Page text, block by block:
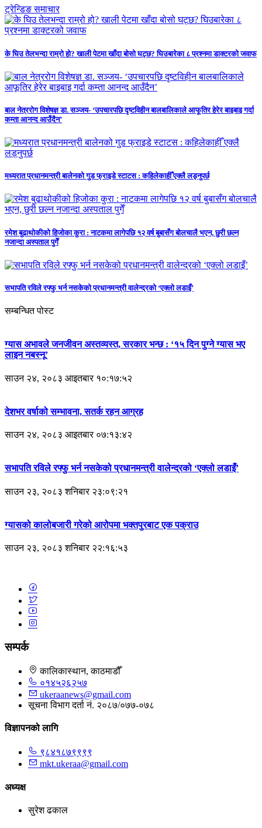
ट्रेन्डिङ समाचार
के घिउ तेलभन्दा राम्रो हो? खाली पेटमा खाँदा बोसो घट्छ? घिउबारेका ८ प्रश्नमा डाक्टरको जवाफ
बाल नेत्ररोग विशेषज्ञ डा. सञ्जय- ‘उपचारपछि दृष्टविहीन बालबालिकाले आफूतिर हेरेर बाइबाइ गर्दा
कम्ता आनन्द आउँदैन’
मध्यरात प्रधानमन्त्री बालेनको गुड फ्राइडे स्टाटस : कहिलेकाहीँ एक्लै लड्नुपर्छ
रमेश बुढाथोकीको हिजोका कुरा : नाटकमा लागेपछि १२ वर्ष बुबासँग बोलचालै भएन, छुरी छल्न
नजान्दा अस्पताल पुगेँ
सभापति रविले रफ्फु भर्न नसकेको प्रधानमन्त्री वालेन्द्रको ‘एक्लो लडाइँ’
सम्बन्धित पोस्ट
ग्यास अभावले जनजीवन अस्तव्यस्त, सरकार भन्छ : ‘१५ दिन पुग्ने ग्यास भए
लाइन नबस्नू’
साउन २४, २०८३ आइतबार १०:१७:५२
देशभर वर्षाको सम्भावना, सतर्क रहन आग्रह
साउन २४, २०८३ आइतबार ०७:१३:४२
सभापति रविले रफ्फु भर्न नसकेको प्रधानमन्त्री वालेन्द्रको ‘एक्लो लडाइँ’
साउन २३, २०८३ शनिबार २३:०९:२१
ग्यासको कालोबजारी गरेको आरोपमा भक्तपुरबाट एक पक्राउ
साउन २३, २०८३ शनिबार २२:१६:५३
सम्पर्क
कालिकास्थान, काठमाडौँ
०१४५२६२५७
ukeraanews@gmail.com
सूचना विभाग दर्ता नं. २०८७/०७७-०७८
विज्ञापनको लागि
९८४१८७९९९९
mkt.ukeraa@gmail.com
अध्यक्ष
सुरेश ढकाल